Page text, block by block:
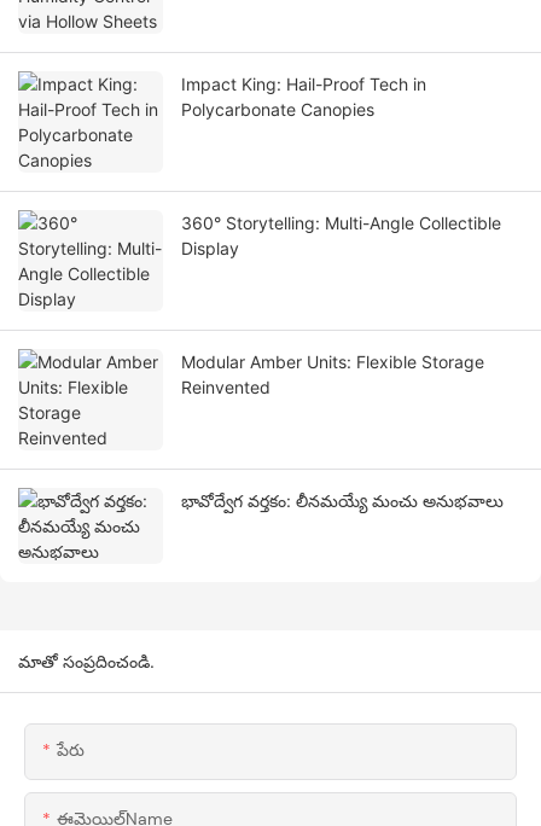
Impact King: Hail-Proof Tech in
Polycarbonate Canopies
360° Storytelling: Multi-Angle Collectible
Display
Modular Amber Units: Flexible Storage
Reinvented
భావోద్వేగ వర్తకం: లీనమయ్యే మంచు అనుభవాలు
మాతో సంప్రదించండి.
పేరు
ఈమెయిల్Name